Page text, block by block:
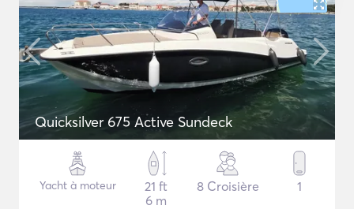
Quicksilver 675 Active Sundeck
Yacht à moteur
21 ft
6 m
8 Croisière 1